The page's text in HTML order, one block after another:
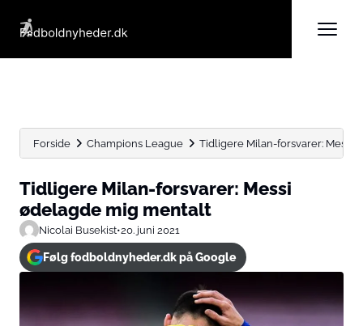
Forside Champions League Tidligere Milan-forsvarer: Messi
Tidligere Milan-forsvarer: Messi
ødelagde mig mentalt
Nicolai Busekist•20. juni 2021
Følg fodboldnyheder.dk på Google